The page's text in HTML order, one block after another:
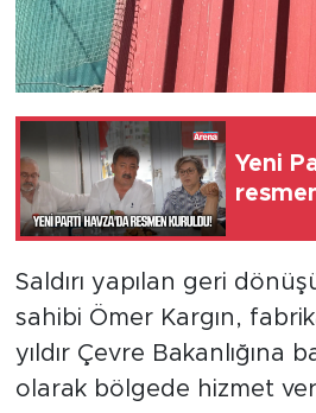
Yeni
Saldırı yapılan geri
sahibi Ömer Kargın,
yıldır Çevre Bakanlığına
olarak bölgede hizmet